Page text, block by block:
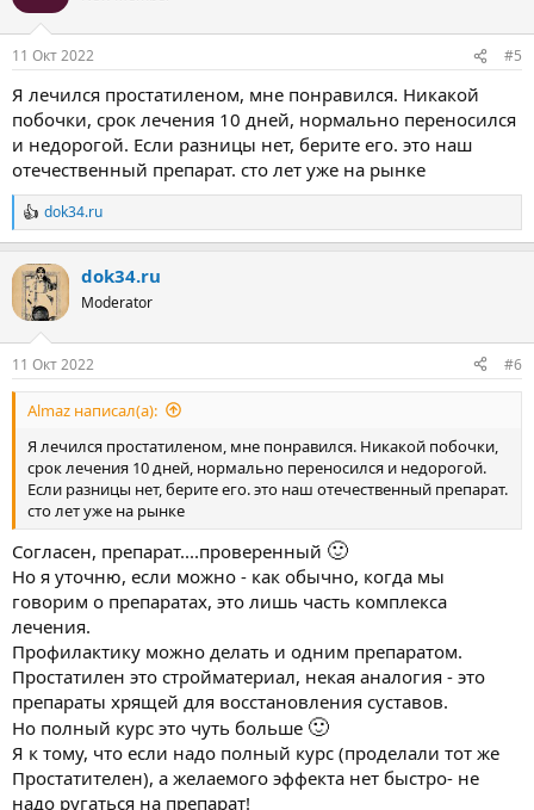
и
11 Окт 2022 #5
Я лечился простатиленом, мне понравился. Никакой
побочки, срок лечения 10 дней, нормально переносился
и недорогой. Если разницы нет, берите его. это наш
отечественный препарат. сто лет уже на рынке
Р
е
к
ц
и
dok34.ru
dok34.ru
Moderator
11 Окт 2022 #6
Almaz написал(а):
Я лечился простатиленом, мне понравился. Никакой побочки,
срок лечения 10 дней, нормально переносился и недорогой.
Если разницы нет, берите его. это наш отечественный препарат.
сто лет уже на рынке
Согласен, препарат....проверенный 🙂
Но я уточню, если можно - как обычно, когда мы
говорим о препаратах, это лишь часть комплекса
лечения.
Профилактику можно делать и одним препаратом.
Простатилен это стройматериал, некая аналогия - это
препараты хрящей для восстановления суставов.
Но полный курс это чуть больше 🙂
Я к тому, что если надо полный курс (проделали тот же
Простатителен), а желаемого эффекта нет быстро- не
надо ругаться на препарат!